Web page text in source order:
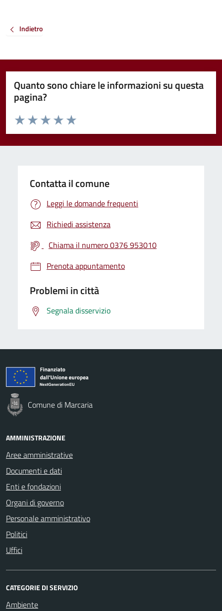
Indietro
Quanto sono chiare le informazioni su questa
pagina?
Valuta da 1 a 5 stelle la pagina
Valuta 5 stelle su 5
Valuta 4 stelle su 5
Valuta 3 stelle su 5
Valuta 2 stelle su 5
Valuta 1 stelle su 5
Contatta il comune
Leggi le domande frequenti
Richiedi assistenza
Chiama il numero 0376 953010
Prenota appuntamento
Problemi in città
Segnala disservizio
Comune di Marcaria
AMMINISTRAZIONE
Aree amministrative
Documenti e dati
Enti e fondazioni
Organi di governo
Personale amministrativo
Politici
Uffici
CATEGORIE DI SERVIZIO
Ambiente